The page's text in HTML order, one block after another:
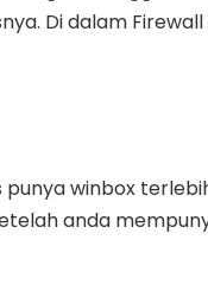
Di dalam
winbox
anda